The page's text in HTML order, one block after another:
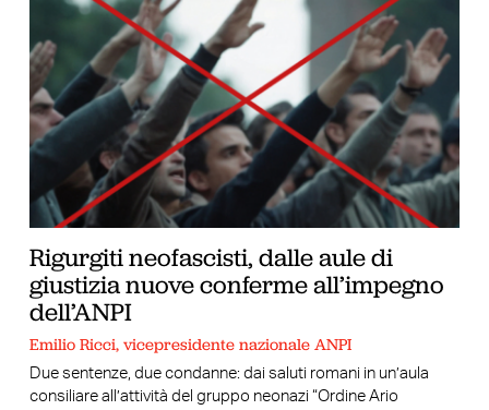
Rigurgiti neofascisti, dalle aule di
giustizia nuove conferme all’impegno
dell’ANPI
Emilio Ricci, vicepresidente nazionale ANPI
Due sentenze, due condanne: dai saluti romani in un’aula
consiliare all’attività del gruppo neonazi “Ordine Ario